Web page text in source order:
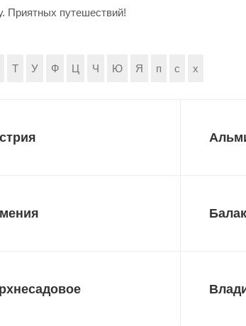
Приятных путешествий!
Т У Ф Ц Ч Ю Я п с х